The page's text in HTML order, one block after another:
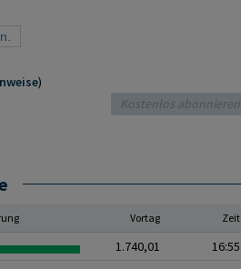
)
Vortag Zeit
1.740,01 16:55